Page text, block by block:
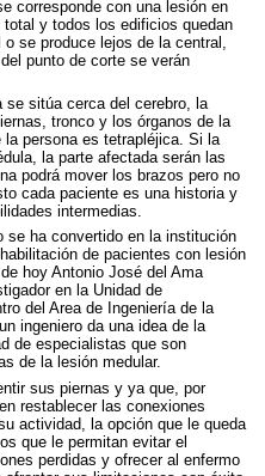
corresponde con una lesión en
y todos los edificios quedan
se produce lejos de la central,
punto de corte se verán
se sitúa cerca del cerebro, la
tronco y los órganos de la
persona es tetrapléjica. Si la
la parte afectada serán las
podrá mover los brazos pero no
cada paciente es una historia y
intermedias.
se ha convertido en la institución
de pacientes con lesión
hoy Antonio José del Ama
en la Unidad de
del Area de Ingeniería de la
ingeniero da una idea de la
de especialistas que son
de la lesión medular.
sus piernas y ya que, por
restablecer las conexiones
actividad, la opción que le queda
que le permitan evitar el
perdidas y ofrecer al enfermo